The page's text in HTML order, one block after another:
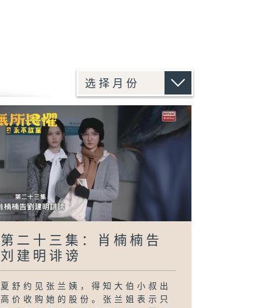
第二十三集：肖楠楠告
刘建明诽谤
夏舒约见张兰姨，得知大伯小叔出
高价收购她的股份。张兰姐表示只